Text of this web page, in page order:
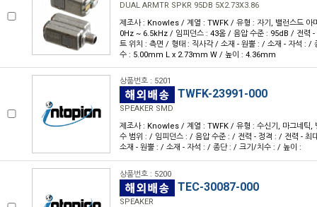
DUAL ARMTR SPKR 95DB 5X2.73X3.86
제조사 : Knowles / 계열 : TWFK / 유형 : 자기, 밸런스드 아
0Hz ~ 6.5kHz / 임피던스 : 43옴 / 음압 수준 : 95dB / 전력
트 위치 : 측면 / 형태 : 직사각 / 소재 - 원뿔 : / 소재 - 자석 : /
수 : 5.00mm L x 2.73mm W / 높이 : 4.36mm
상품번호 : 5201
TWFK-23991-000
SPEAKER SMD
제조사 : Knowles / 계열 : TWFK / 유형 : 수신기, 마그네틱,
수 범위 : / 임피던스 : / 음압 수준 : / 전력 - 정격 : / 전력 -
소재 - 원뿔 : / 소재 - 자석 : / 종단 : / 크기/치수 : / 높이 :
상품번호 : 5200
TEC-30087-000
SPEAKER